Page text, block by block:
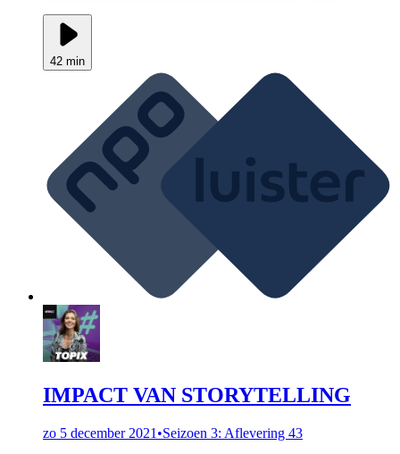
42 min
IMPACT VAN STORYTELLING
zo 5 december 2021 •Seizoen 3: Aflevering 43